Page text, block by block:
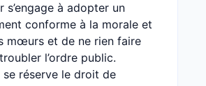
s’engage à adopter un
conforme à la morale et
mœurs et de ne rien faire
l’ordre public.
se réserve le droit de